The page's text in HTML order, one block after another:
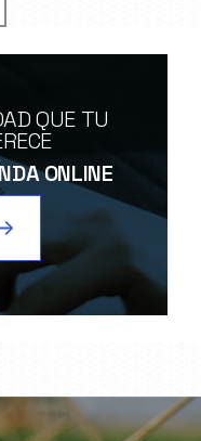
QUE TU
ONLINE